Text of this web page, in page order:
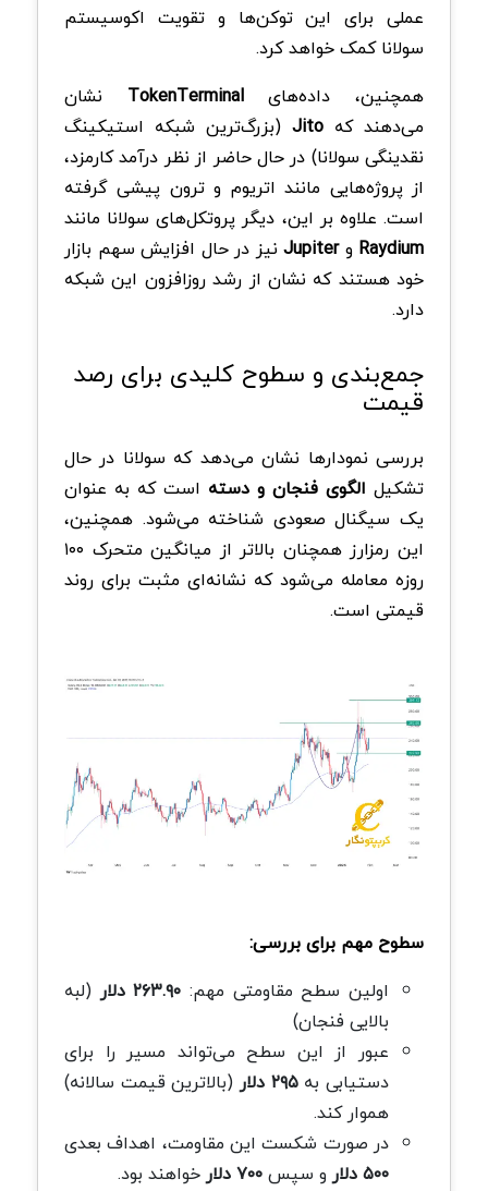
عملی برای این توکن‌ها و تقویت اکوسیستم
سولانا کمک خواهد کرد.
همچنین، داده‌هایTokenTerminal نشان
می‌دهند که Jito (بزرگ‌ترین شبکه استیکینگ
نقدینگی سولانا) در حال حاضر از نظر درآمد کارمزد،
از پروژه‌هایی مانند اتریوم و ترون پیشی گرفته
است. علاوه بر این، دیگر پروتکل‌های سولانا مانند
Raydium وJupiter نیز در حال افزایش سهم بازار
خود هستند که نشان از رشد روزافزون این شبکه
دارد.
جمع‌بندی و سطوح کلیدی برای رصد
قیمت
بررسی نمودارها نشان می‌دهد که سولانا در حال
تشکیل الگوی فنجان و دسته است که به عنوان
یک سیگنال صعودی شناخته می‌شود. همچنین،
این رمزارز همچنان بالاتر از میانگین متحرک ۱۰۰
روزه معامله می‌شود که نشانه‌ای مثبت برای روند
قیمتی است.
سطوح مهم برای بررسی:
اولین سطح مقاومتی مهم: ۲۶۳.۹۰ دلار
(لبه
بالایی فنجان)
عبور از این سطح می‌تواند مسیر را برای
دستیابی به۲۹۵ دلار
(بالاترین قیمت سالانه)
هموار کند.
در صورت شکست این مقاومت، اهداف بعدی
۵۰۰ دلار
و سپس۷۰۰ دلار
خواهند بود.